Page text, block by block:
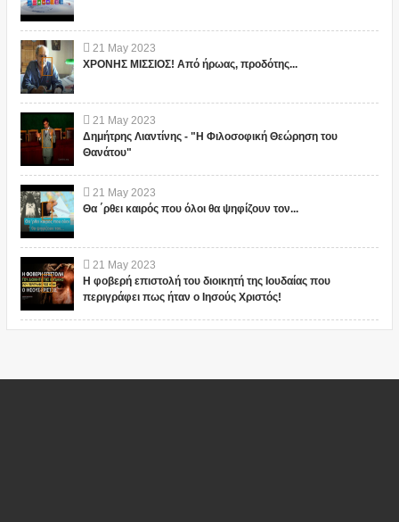
21 May 2023
ΧΡΟΝΗΣ ΜΙΣΣΙΟΣ! Από ήρωας, προδότης...
21 May 2023
Δημήτρης Λιαντίνης - "Η Φιλοσοφική Θεώρηση του
Θανάτου"
21 May 2023
Θα ΄ρθει καιρός που όλοι θα ψηφίζουν τον...
21 May 2023
Η φοβερή επιστολή του διοικητή της Ιουδαίας που
περιγράφει πως ήταν ο Ιησούς Χριστός!